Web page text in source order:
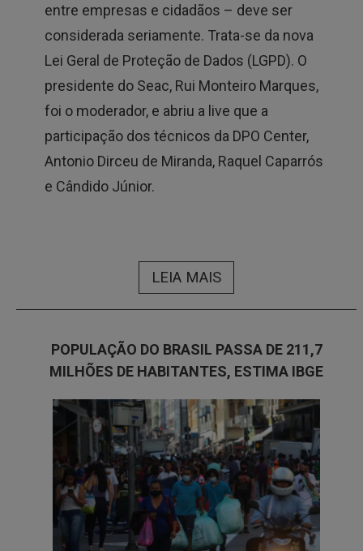
entre empresas e cidadãos – deve ser
considerada seriamente. Trata-se da nova
Lei Geral de Proteção de Dados (LGPD). O
presidente do Seac, Rui Monteiro Marques,
foi o moderador, e abriu a live que a
participação dos técnicos da DPO Center,
Antonio Dirceu de Miranda, Raquel Caparrós
e Cândido Júnior.
LEIA MAIS
POPULAÇÃO DO BRASIL PASSA DE 211,7
MILHÕES DE HABITANTES, ESTIMA IBGE